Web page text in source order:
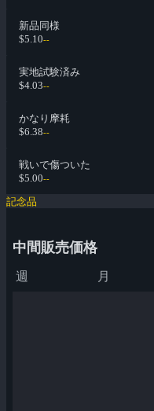
新品同様
$5.10--
実地試験済み
$4.03--
かなり摩耗
$6.38--
戦いで傷ついた
$5.00--
記念品
中間販売価格
週 月